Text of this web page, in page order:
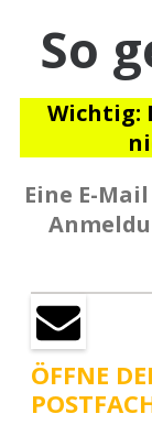
So
Wichtig:
Eine E-
ÖFFNE